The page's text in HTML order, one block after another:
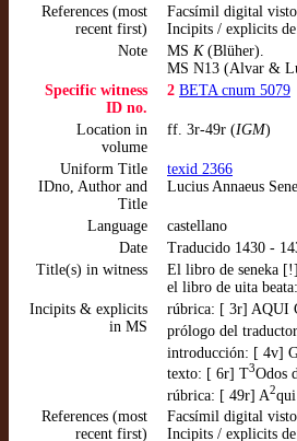
References (most
recent first)
Facsímil digital
Incipits / explicits
Note
MS K(Blüher).
MS N13 (Alvar &
Specific witness
ID no.
2 BETA cnum 5079
Location in
volume
ff. 3r-49r (IGM)
Uniform Title
IDno, Author and
Title
texid 2366
Lucius Annaeus
Language
castellano
Date
Traducido 1430 -
Title(s) in witness
El libro de seneka
el libro de uita
Incipits & explicits
in MS
rúbrica: [ 3r] AQUI
prólogo del
introducción: [ 4v]
texto: [ 6r] T3Odos
rúbrica: [ 49r] A2
References (most
recent first)
Facsímil digital
Incipits / explicits